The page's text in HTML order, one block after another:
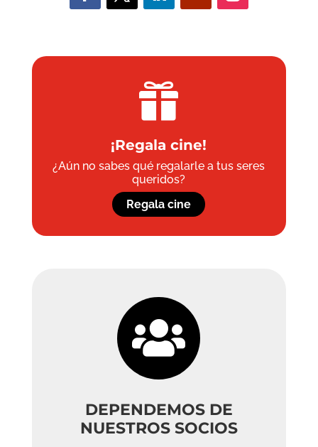

¡Regala cine!
¿Aún no sabes qué regalarle a tus seres
queridos?
Regala cine

DEPENDEMOS DE
NUESTROS SOCIOS